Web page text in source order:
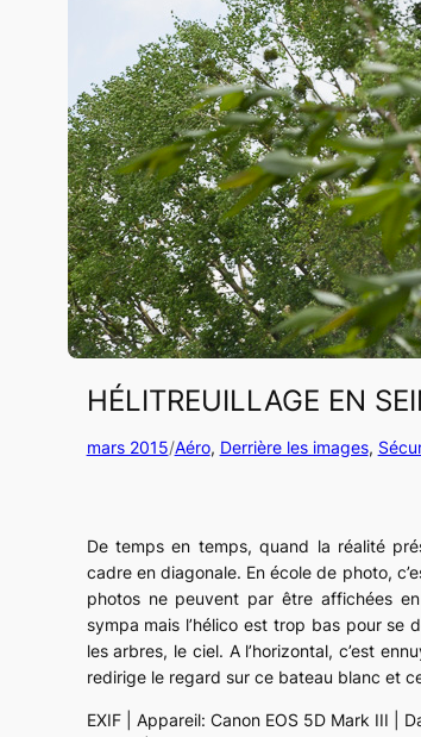
HÉLITREUILLAGE EN
mars 2015/Aéro, Derrière les images,
De temps en temps, quand la réalité
cadre en diagonale. En école de photo,
photos ne peuvent par être affichées
sympa mais l’hélico est trop bas pour se
les arbres, le ciel. A l’horizontal, c’est
redirige le regard sur ce bateau blanc et
EXIF | Appareil: Canon EOS 5D Mark III |